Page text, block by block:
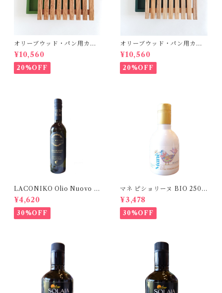
オリーブウッド・パン用カッ
ティングボード【グリーン】
¥10,560
20%OFF
オリーブウッド・パン用カッ
ティングボード【ダークグリ
ーン】
¥10,560
20%OFF
LACONIKO Olio Nuovo オ
リオ・ヌオーヴォ 375ml
¥4,620
30%OFF
マネ ピショリーヌ BIO 250m
l¥3,478
30%OFF